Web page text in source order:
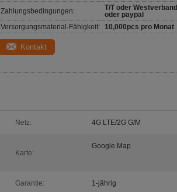
Zahlungsbedingungen:
T/T oder Westverband
oder paypal
Versorgungsmaterial-Fähigkeit: 10,000pcs pro Monat
Kontakt
Netz: 4G LTE/2G G/M
Karte:
Google Map
Garantie: 1-jährig